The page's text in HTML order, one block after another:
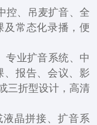
控、吊麦扩音、全
及常态化录播，便
专业扩音系统、中
、报告、会议、影
三折型设计，高清
晶拼接、扩音系